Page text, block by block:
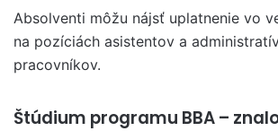
Absolventi môžu nájsť uplatnenie vo
na pozíciách asistentov a
pracovníkov.
Štúdium programu BBA –